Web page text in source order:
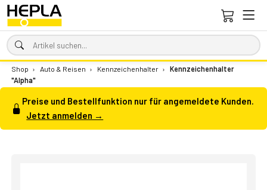
Shop › Auto & Reisen › Kennzeichenhalter ›
Kennzeichenhalter
"Alpha"
Preise und Bestellfunktion nur für angemeldete Kunden.
Jetzt anmelden →